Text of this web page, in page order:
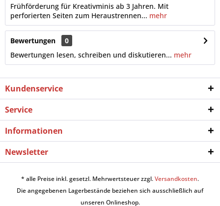
Frühförderung für Kreativminis ab 3 Jahren. Mit
perforierten Seiten zum Heraustrennen... mehr
Bewertungen
0
Bewertungen lesen, schreiben und diskutieren... mehr
Kundenservice
Service
Informationen
Newsletter
* alle Preise inkl. gesetzl. Mehrwertsteuer zzgl.Versandkosten.
Die angegebenen Lagerbestände beziehen sich ausschließlich auf
unseren Onlineshop.